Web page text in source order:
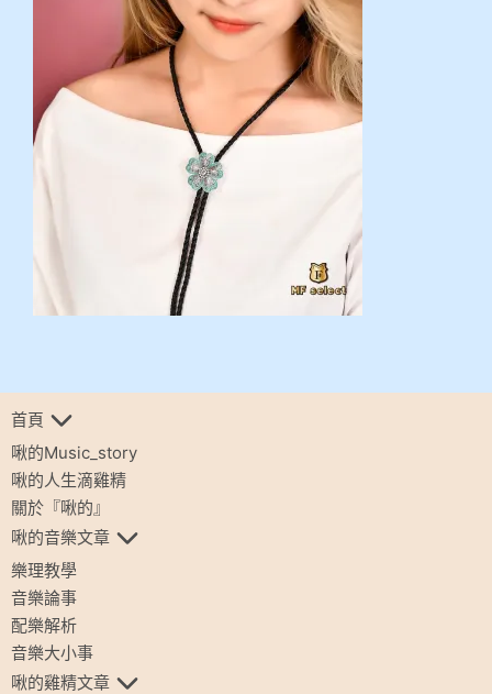
首頁
啾的Music_story
啾的人生滴雞精
關於『啾的』
啾的音樂文章
樂理教學
音樂論事
配樂解析
音樂大小事
啾的雞精文章